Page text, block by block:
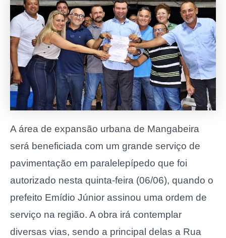
A área de expansão urbana de Mangabeira
será beneficiada com um grande serviço de
pavimentação em paralelepípedo que foi
autorizado nesta quinta-feira (06/06), quando o
prefeito Emídio Júnior assinou uma ordem de
serviço na região. A obra irá contemplar
diversas vias, sendo a principal delas a Rua